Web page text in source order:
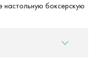
боксерскую